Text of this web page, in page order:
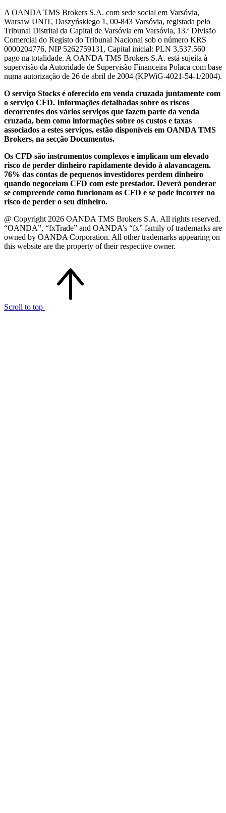
A OANDA TMS Brokers S.A. com sede social em Varsóvia,
Warsaw UNIT, Daszyńskiego 1, 00-843 Varsóvia, registada pelo
Tribunal Distrital da Capital de Varsóvia em Varsóvia, 13.ª Divisão
Comercial do Registo do Tribunal Nacional sob o número KRS
0000204776, NIP 5262759131, Capital inicial: PLN 3,537.560
pago na totalidade. A OANDA TMS Brokers S.A. está sujeita à
supervisão da Autoridade de Supervisão Financeira Polaca com base
numa autorização de 26 de abril de 2004 (KPWiG-4021-54-1/2004).
O serviço Stocks é oferecido em venda cruzada juntamente com
o serviço CFD. Informações detalhadas sobre os riscos
decorrentes dos vários serviços que fazem parte da venda
cruzada, bem como informações sobre os custos e taxas
associados a estes serviços, estão disponíveis em OANDA TMS
Brokers, na secção Documentos.
Os CFD são instrumentos complexos e implicam um elevado
risco de perder dinheiro rapidamente devido à alavancagem.
76% das contas de pequenos investidores perdem dinheiro
quando negoceiam CFD com este prestador. Deverá ponderar
se compreende como funcionam os CFD e se pode incorrer no
risco de perder o seu dinheiro.
@ Copyright 2026 OANDA TMS Brokers S.A. All rights reserved.
“OANDA”, “fxTrade” and OANDA’s “fx” family of trademarks are
owned by OANDA Corporation. All other trademarks appearing on
this website are the property of their respective owner.
Scroll to top